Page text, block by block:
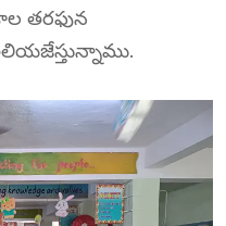
తరఫున